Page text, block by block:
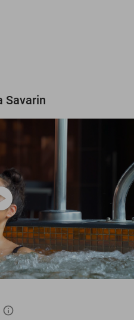
Savarin
info_outlined